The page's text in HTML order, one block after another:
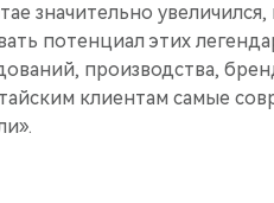
значительно
потенциал этих
производства,
клиентам самые